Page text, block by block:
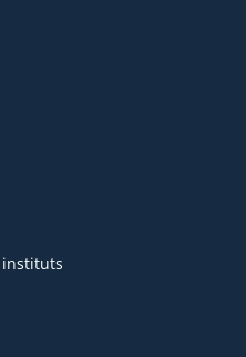
instituts